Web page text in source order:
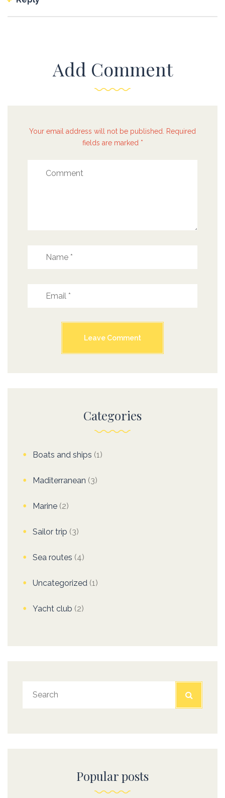
Add Comment
Your email address will not be published. Required
fields are marked *
Categories
Boats and ships (1)
Maditerranean (3)
Marine (2)
Sailor trip (3)
Sea routes (4)
Uncategorized (1)
Yacht club (2)
Popular posts